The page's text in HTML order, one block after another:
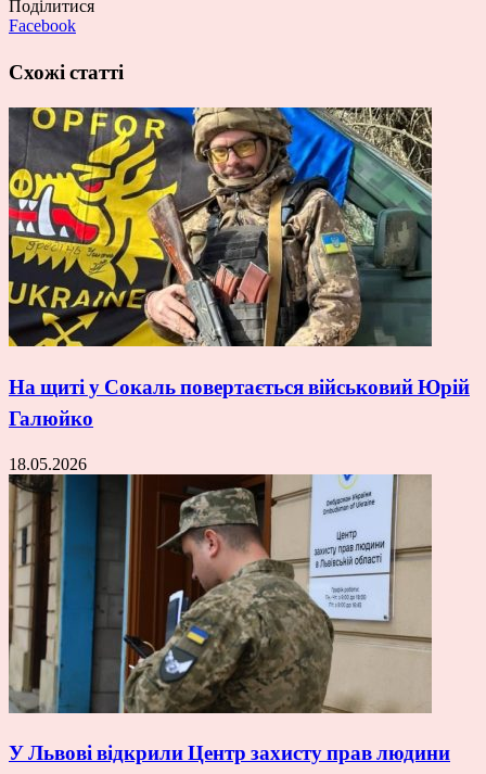
Поділитися
Facebook
Схожі статті
На щиті у Сокаль повертається військовий Юрій
Галюйко
18.05.2026
У Львові відкрили Центр захисту прав людини